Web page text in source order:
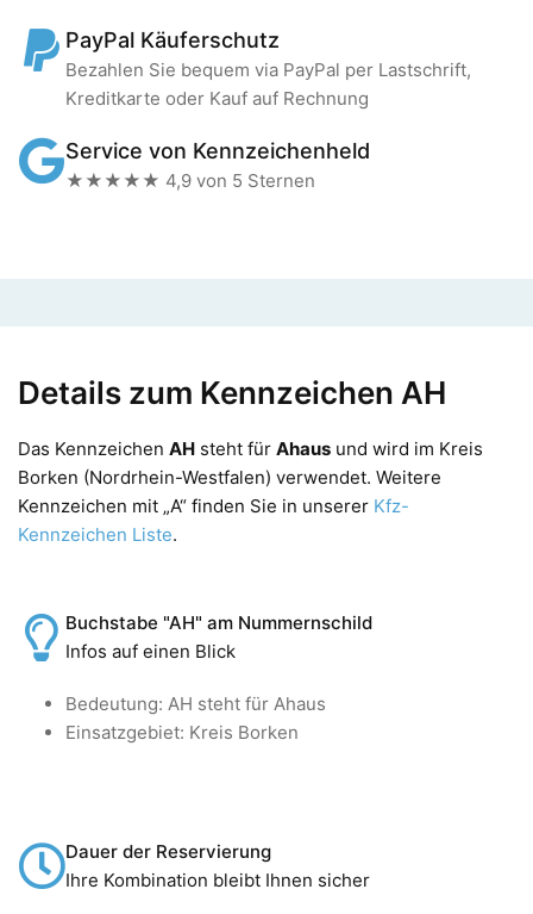
PayPal Käuferschutz
Bezahlen Sie bequem via PayPal per Lastschrift,
Kreditkarte oder Kauf auf Rechnung
Service von Kennzeichenheld
★★★★★ 4,9 von 5 Sternen
Details zum Kennzeichen AH
Das Kennzeichen AH steht für Ahaus und wird im Kreis
Borken (Nordrhein-Westfalen) verwendet. Weitere
Kennzeichen mit „A“ finden Sie in unserer Kfz-
Kennzeichen Liste.
Buchstabe "AH" am Nummernschild
Infos auf einen Blick
Bedeutung: AH steht für Ahaus
Einsatzgebiet: Kreis Borken
Dauer der Reservierung
Ihre Kombination bleibt Ihnen sicher